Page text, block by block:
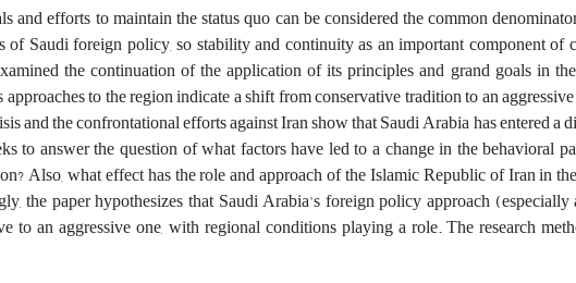
efforts to maintain the status quo can be considered the common
Saudi foreign policy, so stability and continuity as an important component of
the continuation of the application of its principles and grand goals in
to the region indicate a shift from conservative tradition to an
and the confrontational efforts against Iran show that Saudi Arabia has entered a
to answer the question of what factors have led to a change in the behavioral
Also, what effect has the role and approach of the Islamic Republic of Iran in
the paper hypothesizes that Saudi Arabia's foreign policy approach
to an aggressive one, with regional conditions playing a role. The research